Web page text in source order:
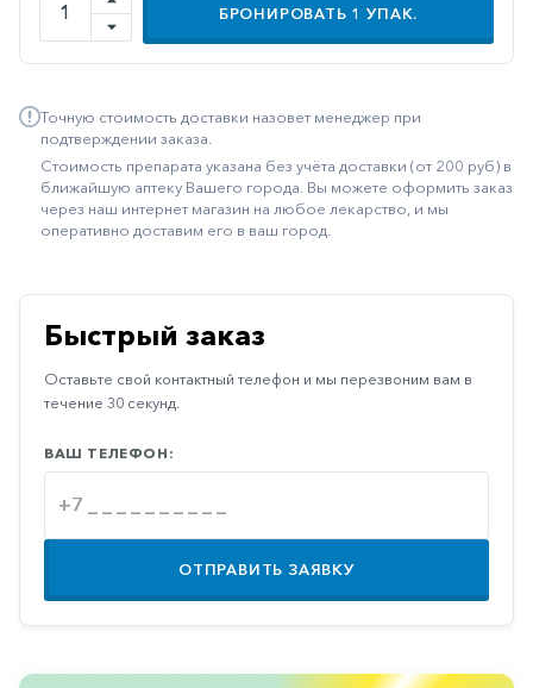
Диабетические
Иммунодепрессанты
Иммуностимуляторы
Климактерические
Минеральный
средства
Остеопороз
Офтальмология
Противоаллергические
БРОНИРОВАТЬ 1 УПАК.
Точную стоимость доставки назовет менеджер при
подтверждении заказа.
Стоимость препарата указана без учёта доставки (от 200 руб) в
ближайшую аптеку Вашего города. Вы можете оформить заказ
через наш интернет магазин на любое лекарство, и мы
оперативно доставим его в ваш город.
Быстрый заказ
Оставьте свой контактный телефон и мы перезвоним вам в
течение 30 секунд.
ВАШ ТЕЛЕФОН:
ОТПРАВИТЬ ЗАЯВКУ